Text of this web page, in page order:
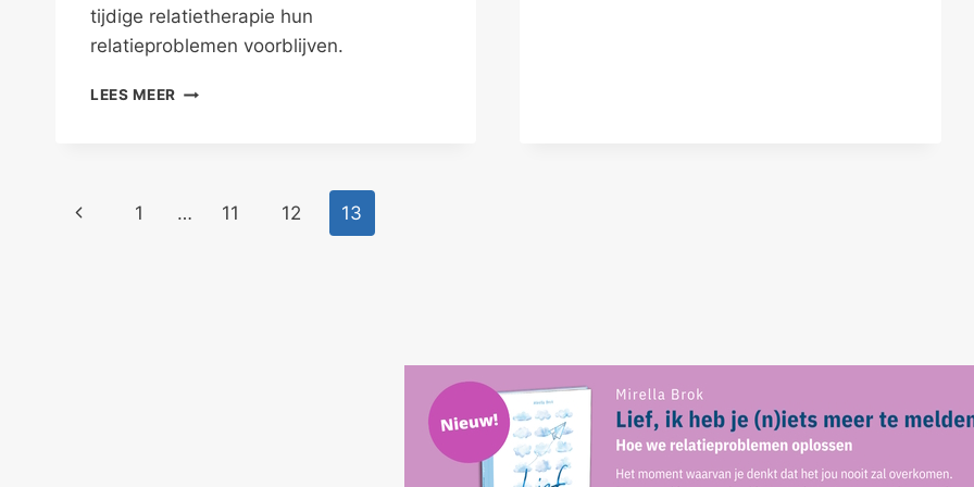
tijdige relatietherapie hun
relatieproblemen voorblijven.
LEES MEER OP
Paginanavigatie
Vorige
1 … 11 12 13